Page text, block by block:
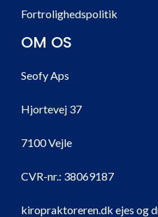
Fortrolighedspolitik
OM OS
Seofy Aps
Hjortevej 37
7100 Vejle
CVR-nr.: 38069187
kiropraktoreren.dk ejes og